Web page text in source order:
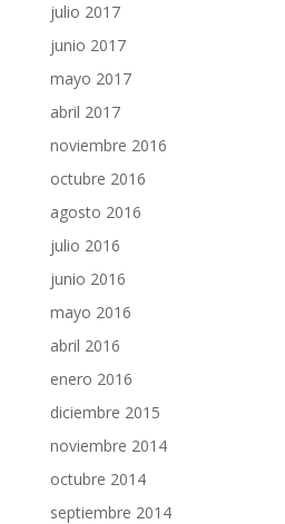
julio 2017
junio 2017
mayo 2017
abril 2017
noviembre 2016
octubre 2016
agosto 2016
julio 2016
junio 2016
mayo 2016
abril 2016
enero 2016
diciembre 2015
noviembre 2014
octubre 2014
septiembre 2014